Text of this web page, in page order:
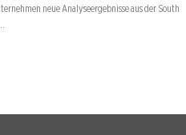
neue Analyseergebnisse aus der South